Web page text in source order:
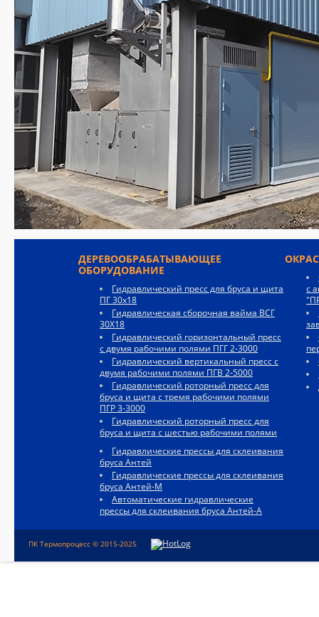
с
ДЕРЕВООБРАБАТЫВАЮЩЕЕ
ОБОРУДОВАНИЕ
Гидравлический пресс для бруса и щита
ПГ 30х18
Гидравлическая сборочная вайма ВСГ
30Х18
Гидравлический горизонтальный пресс
с двумя рабочими полями ПГГ 2-3000
Гидравлический вертикальный пресс с
двумя рабочими полями ПГВ 2-5000
Гидравлический роторный пресс для
бруса и щита с тремя рабочими полями
ПГР 3-3000
Гидравлический роторный пресс для
бруса и щита с шестью рабочими полями
Гидравлические прессы для склеивания
бруса Антей
Гидравлические прессы для склеивания
бруса Антей-М
Автоматические гидравлические
прессы для склеивания бруса Антей-А
ПК Термопроцесс © 2015-2025